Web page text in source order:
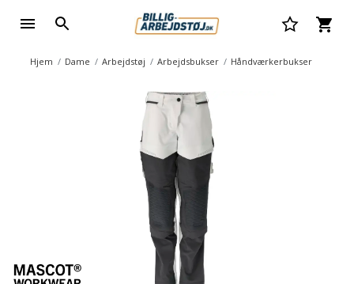
Hjem Dame Arbejdstøj Arbejdsbukser Håndværkerbukser